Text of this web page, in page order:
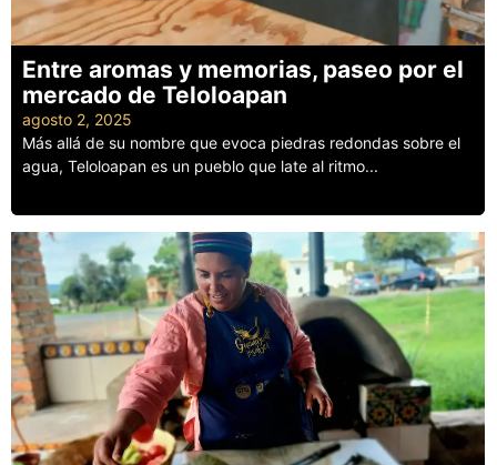
Entre aromas y memorias, paseo por el
mercado de Teloloapan
agosto 2, 2025
Más allá de su nombre que evoca piedras redondas sobre el
agua, Teloloapan es un pueblo que late al ritmo...